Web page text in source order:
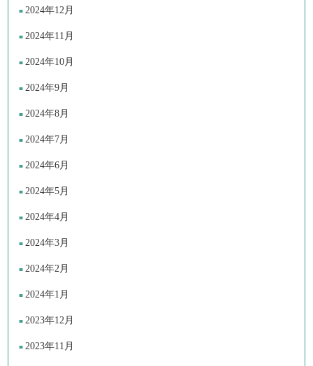
2024年12月
2024年11月
2024年10月
2024年9月
2024年8月
2024年7月
2024年6月
2024年5月
2024年4月
2024年3月
2024年2月
2024年1月
2023年12月
2023年11月